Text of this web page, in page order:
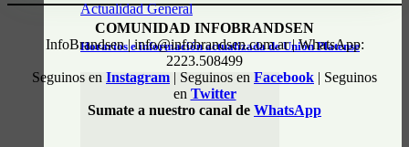
Actualidad General
Horarios e información actualizada de Unión Platense
COMUNIDAD INFOBRANDSEN
InfoBrandsen | info@infobrandsen.com.ar | WhatsApp:
2223.508499
Seguinos en Instagram | Seguinos en Facebook | Seguinos
en Twitter
Sumate a nuestro canal de WhatsApp